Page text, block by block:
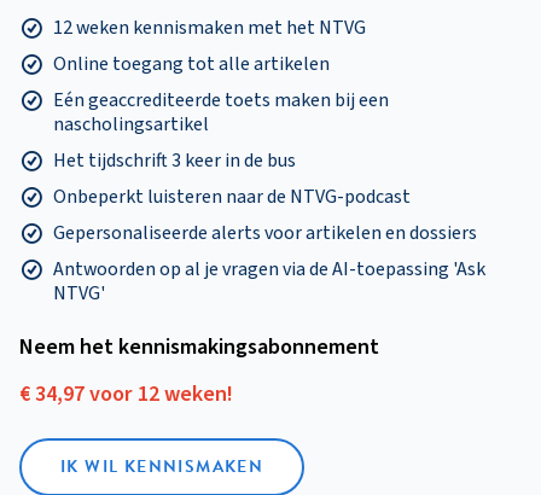
12 weken kennismaken met het NTVG
Online toegang tot alle artikelen
Eén geaccrediteerde toets maken bij een
nascholingsartikel
Het tijdschrift 3 keer in de bus
Onbeperkt luisteren naar de NTVG-podcast
Gepersonaliseerde alerts voor artikelen en dossiers
Antwoorden op al je vragen via de AI-toepassing 'Ask
NTVG'
Neem het kennismakings­abonnement
€ 34,97 voor 12 weken!
IK WIL KENNISMAKEN